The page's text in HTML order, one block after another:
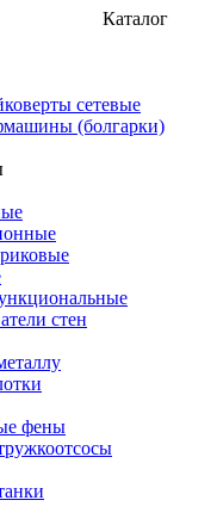
Каталог
сетевые
(болгарки)
стен
фены